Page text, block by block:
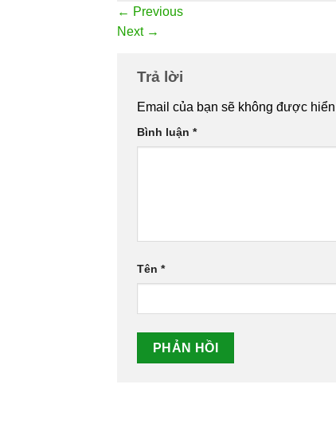
← Previous
Next →
Trả lời
Email của bạn sẽ không được
Bình luận *
Tên *